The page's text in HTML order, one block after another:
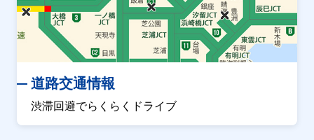
道路交通情報
渋滞回避でらくらくドライブ